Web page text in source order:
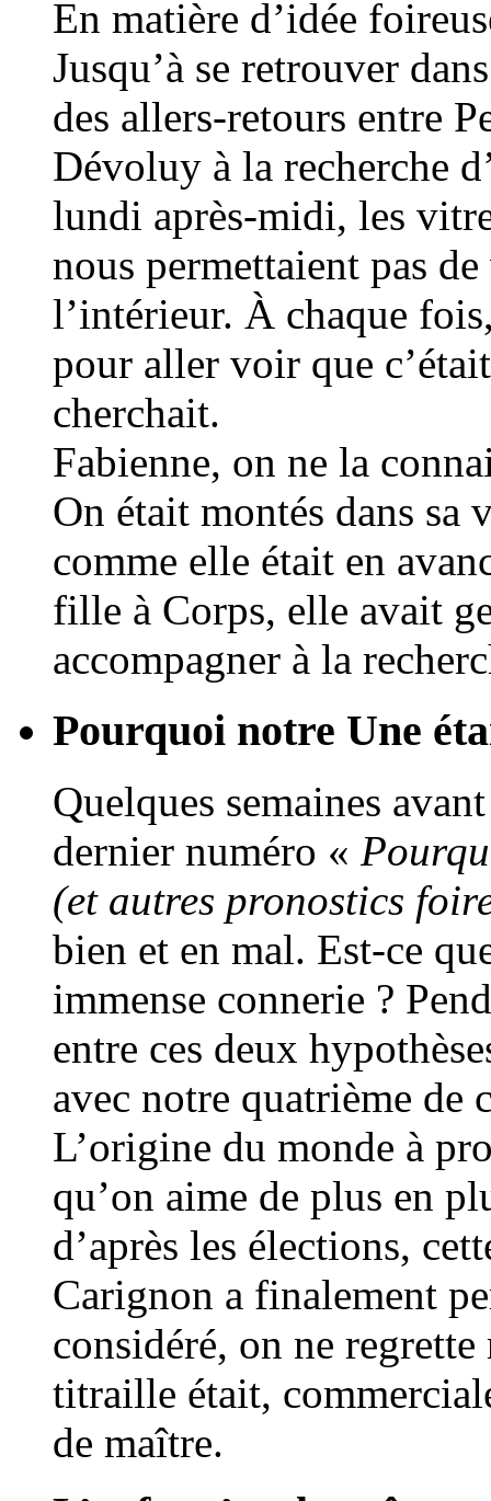
En matière d’idée
Jusqu’à se retrouver
des allers-retours entre
Dévoluy à la recherche
lundi après-midi, les
nous permettaient pas
l’intérieur. À chaque
pour aller voir que
cherchait.
Fabienne, on ne la
On était montés dans
comme elle était en
fille à Corps, elle avait
accompagner à la
Pourquoi notre Une
Quelques semaines
dernier numéro «
(et autres pronostics
bien et en mal. Est-ce
immense connerie ?
entre ces deux
avec notre quatrième de
L’origine du monde à
qu’on aime de plus en
d’après les élections,
Carignon a finalement
considéré, on ne
titraille était,
de maître.